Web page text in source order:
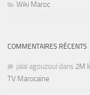
Wiki Maroc
COMMENTAIRES RÉCENTS
jalal agouzoul dans 2M
TV Marocaine